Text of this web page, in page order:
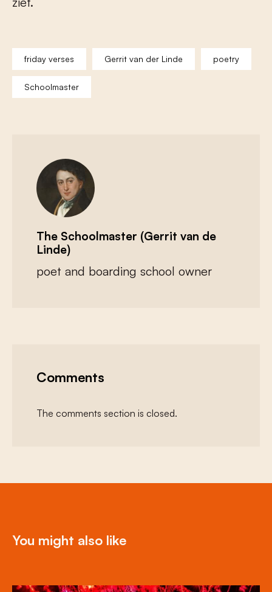
friday verses Gerrit van der Linde poetry
Schoolmaster
The Schoolmaster (Gerrit van de
Linde)
poet and boarding school owner
Comments
The comments section is closed.
You might also like